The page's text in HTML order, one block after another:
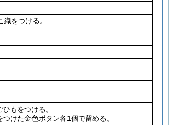
をつける。
もをつける。
けた金色ボタン各1個で留める。